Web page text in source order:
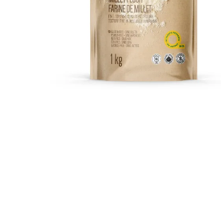
DÉTAILS